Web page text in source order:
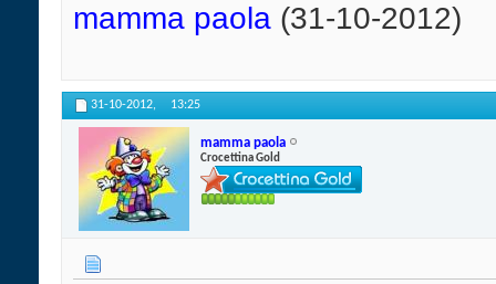
mamma paola (31-10-2012)
31-10-2012, 13:25
mamma paola
Crocettina Gold